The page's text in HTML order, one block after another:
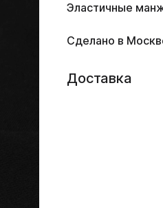
Эластичные
Сделано в
Доставка